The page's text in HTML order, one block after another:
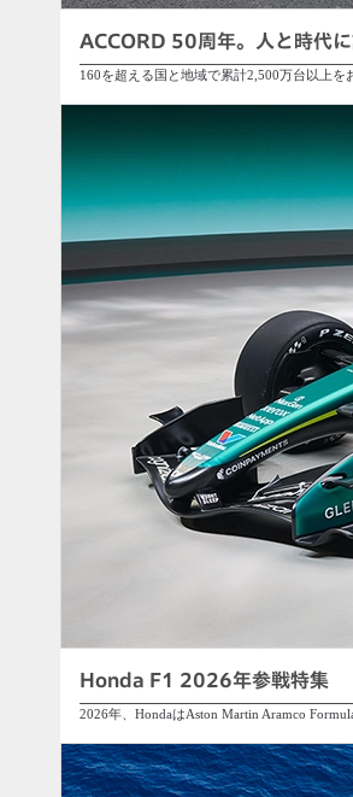
ACCORD 50周年。人と時代
160を超える国と地域で累計2,500万台以上を
Honda F1 2026年参戦特集
2026年、HondaはAston Martin Aramco